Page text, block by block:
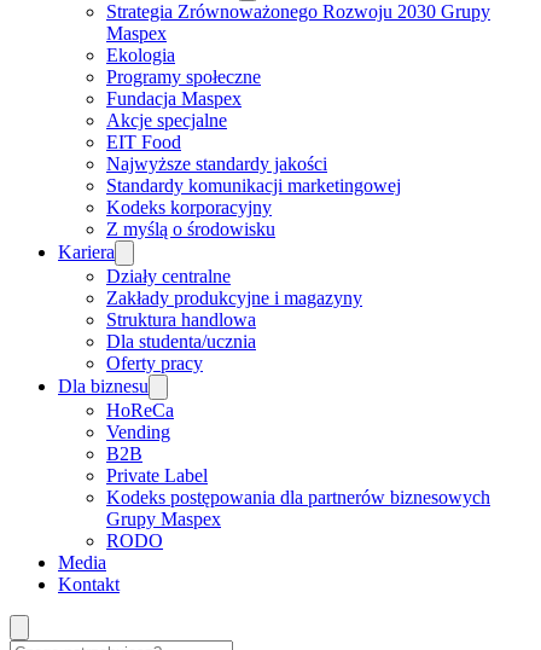
Strategia Zrównoważonego Rozwoju 2030 Grupy
Maspex
Ekologia
Programy społeczne
Fundacja Maspex
Akcje specjalne
EIT Food
Najwyższe standardy jakości
Standardy komunikacji marketingowej
Kodeks korporacyjny
Z myślą o środowisku
Kariera
Działy centralne
Zakłady produkcyjne i magazyny
Struktura handlowa
Dla studenta/ucznia
Oferty pracy
Dla biznesu
HoReCa
Vending
B2B
Private Label
Kodeks postępowania dla partnerów biznesowych
Grupy Maspex
RODO
Media
Kontakt